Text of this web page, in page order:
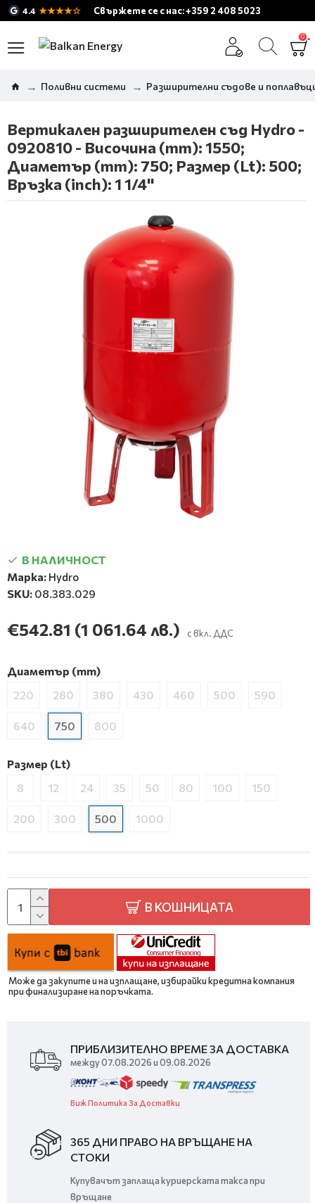
4.4 ★★★★☆ Свържете се с нас: +359 2 408 5023
0
Поливни системи Разширителни съдове и
Вертикален разширителен съд Hydro -
0920810 - Височина (mm): 1550;
Диаметър (mm): 750; Размер (Lt): 500;
Връзка (inch): 1 1/4"
В НАЛИЧНОСТ
Марка: Hydro
SKU: 08.383.029
€542.81 (1 061.64 лв.) с вкл. ДДС
Диаметър (mm)
220
280 380 430 460 500 590
640 750 800
Размер (Lt)
8
12 24 35 50 80 100 150
200 300 500 1000
В КОШНИЦАТА
Може да закупите и на изплащане, избирайки кредитна компания
при финализиране на поръчката.
ПРИБЛИЗИТЕЛНО ВРЕМЕ ЗА ДОСТАВКА
между 07.08.2026 и 09.08.2026
Виж Политика За Доставки
365 ДНИ ПРАВО НА ВРЪЩАНЕ НА
СТОКИ
Купувачът заплаща куриерската такса при
връщане